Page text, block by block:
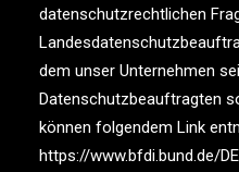
datenschutzrechtlichen
dem unser Unternehmen
Datenschutzbeauftragten
können folgendem Link
https://www.bfdi.bund.de/